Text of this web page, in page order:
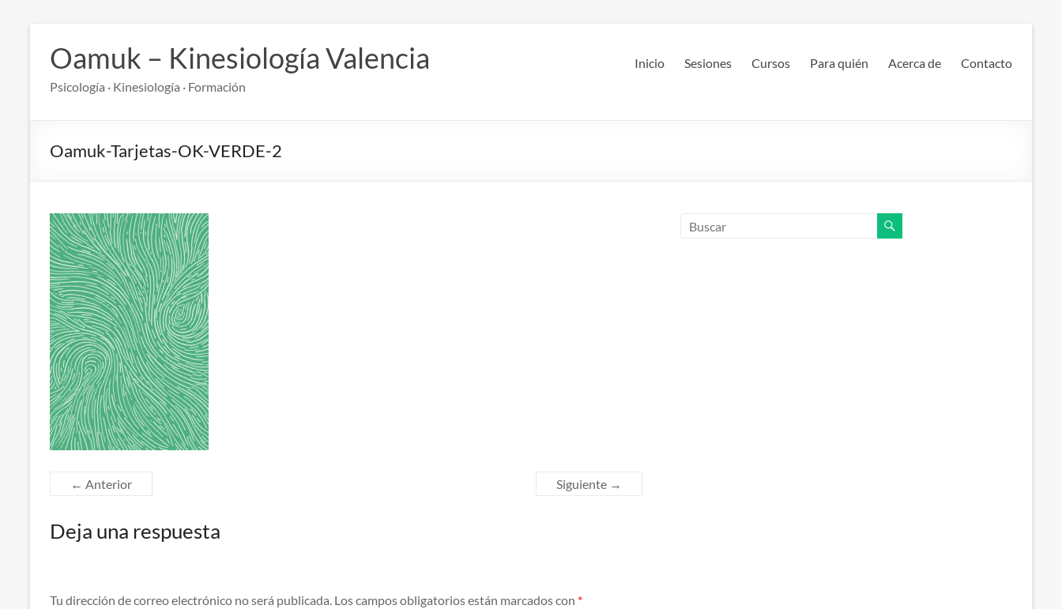
contenido
Oamuk – Kinesiología Valencia
Psicología · Kinesiología · Formación
Inicio Sesiones Cursos Para quién Acerca de Contacto
Oamuk-Tarjetas-OK-VERDE-2
← Anterior Siguiente →
Deja una respuesta
Tu dirección de correo electrónico no será publicada. Los campos obligatorios están marcados con *